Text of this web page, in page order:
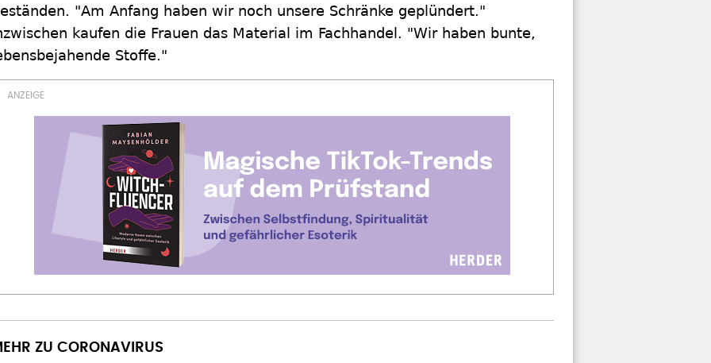
"Am Anfang haben wir noch unsere Schränke geplündert."
kaufen die Frauen das Material im Fachhandel. "Wir haben bunte,
Stoffe."
ZU CORONAVIRUS